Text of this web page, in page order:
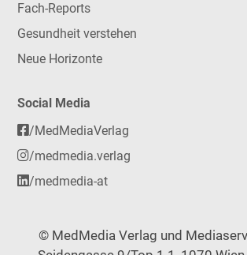
Fach-Reports
Gesundheit verstehen
Neue Horizonte
Social Media
/MedMediaVerlag
/medmedia.verlag
/medmedia-at
© MedMedia Verlag und